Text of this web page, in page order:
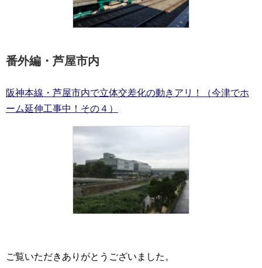
番外編・芦屋市内
阪神本線・芦屋市内で立体交差化の動きアリ！（今津でホ
ーム延伸工事中！その４）
ご覧いただきありがとうございました。